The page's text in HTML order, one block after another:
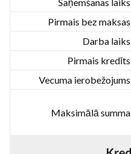
Pirmais bez maksas
Darba laiks
Pirmais kredīts
Vecuma ierobežojums
Maksimālā summa